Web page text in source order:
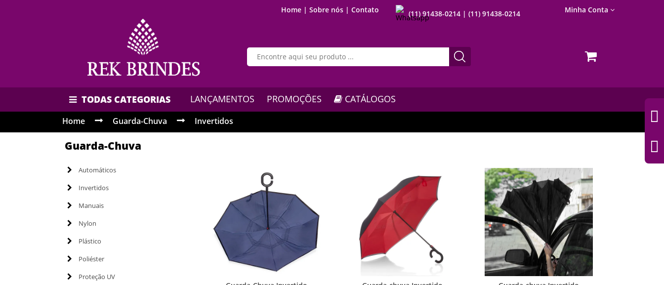
Home | Sobre nós | Contato (11) 91438-0214 | (11) 91438-0214 Minha Conta
TODAS CATEGORIAS LANÇAMENTOS PROMOÇÕES CATÁLOGOS
Home Guarda-Chuva Invertidos
Guarda-Chuva
Automáticos
Invertidos
Manuais
Nylon
Plástico
Poliéster
Proteção UV